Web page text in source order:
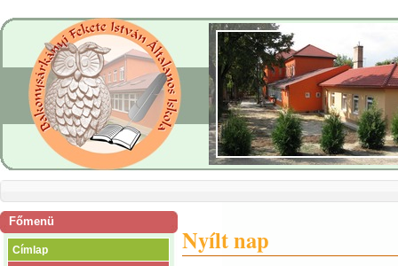
Főmenü
Címlap
Nyílt nap